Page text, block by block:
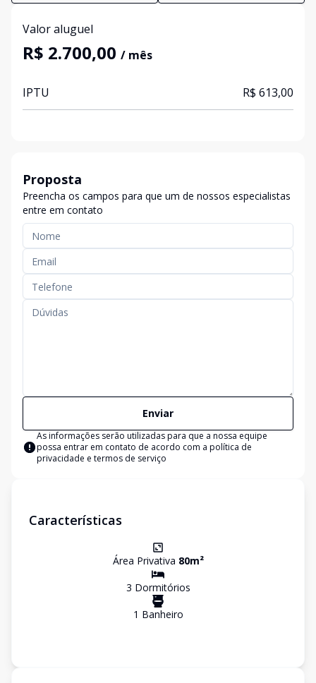
Valor aluguel
R$ 2.700,00 / mês
IPTU R$ 613,00
Proposta
Preencha os campos para que um de nossos especialistas
entre em contato
Enviar
As informações serão utilizadas para que a nossa equipe
possa entrar em contato de acordo com a política de
privacidade e termos de serviço
Características
Área Privativa 80m²
3 Dormitórios
1 Banheiro